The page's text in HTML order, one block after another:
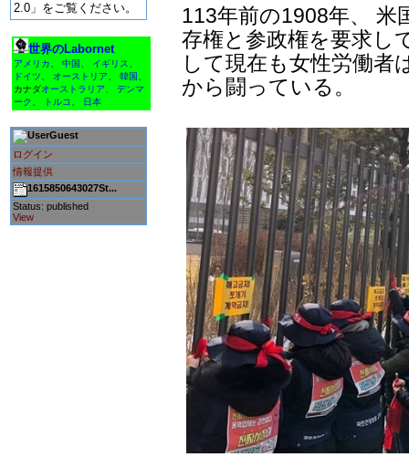
2.0」をご覧ください。
世界のLabornet
アメリカ 中国 イギリス
ドイツ
オーストリア 韓国
カナダオーストラリア
デンマ
ーク
トルコ 日本
Guest
ログイン
情報提供
1615850643027St...
Status: published
View
113年前の1908年、 米
存権と参政権を要求し
して現在も女性労働者
から闘っている。